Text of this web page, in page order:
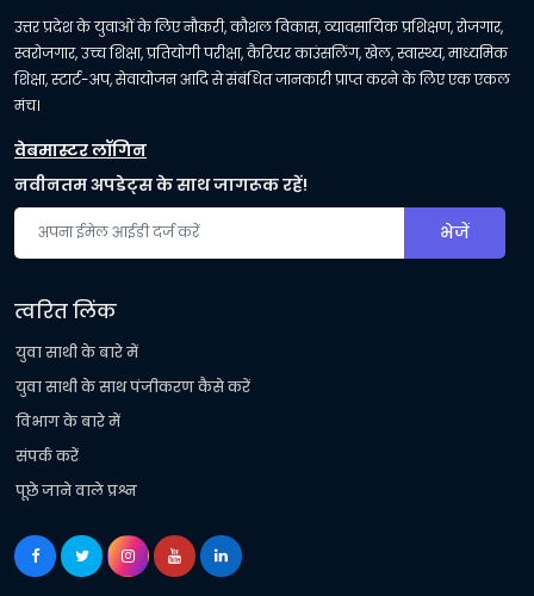
उत्तर प्रदेश के युवाओं के लिए नौकरी, कौशल विकास, व्यावसायिक प्रशिक्षण, रोजगार,
स्वरोजगार, उच्च शिक्षा, प्रतियोगी परीक्षा, कैरियर काउंसलिंग, खेल, स्वास्थ्य, माध्यमिक
शिक्षा, स्टार्ट-अप, सेवायोजन आदि से संबंधित जानकारी प्राप्त करने के लिए एक एकल
मंच।
वेबमास्टर लॉगिन
नवीनतम अपडेट्स के साथ जागरूक रहें!
भेजें
त्वरित लिंक
युवा साथी के बारे में
युवा साथी के साथ पंजीकरण कैसे करें
विभाग के बारे में
संपर्क करें
पूछे जाने वाले प्रश्न